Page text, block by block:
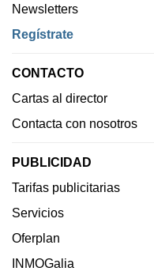
Newsletters
Regístrate
CONTACTO
Cartas al director
Contacta con nosotros
PUBLICIDAD
Tarifas publicitarias
Servicios
Oferplan
INMOGalia